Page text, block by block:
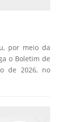
por meio da
o Boletim de
de 2026, no